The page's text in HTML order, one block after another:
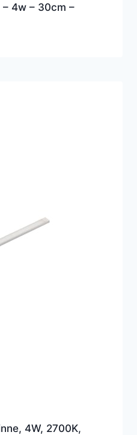
4w – 30cm –
4W, 2700K,